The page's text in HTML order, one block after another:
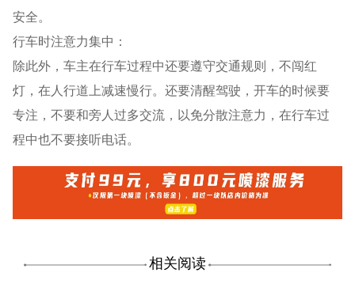
安全。
行车时注意力集中：
除此外，车主在行车过程中还要遵守交通规则，不闯红
灯，在人行道上减速慢行。还要清醒驾驶，开车的时候要
专注，不要和旁人过多交流，以免分散注意力，在行车过
程中也不要接听电话。
相关阅读